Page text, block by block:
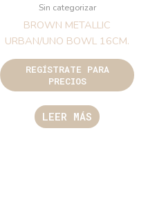
Sin categorizar
BROWN METALLIC
URBAN/UNO BOWL 16CM.
REGÍSTRATE PARA
PRECIOS
LEER MÁS